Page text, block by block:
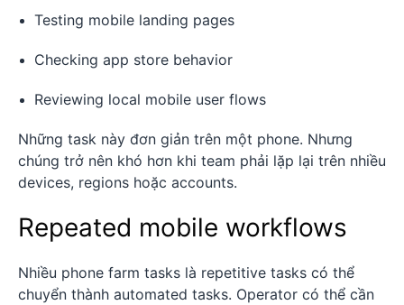
Testing mobile landing pages
Checking app store behavior
Reviewing local mobile user flows
Những task này đơn giản trên một phone. Nhưng
chúng trở nên khó hơn khi team phải lặp lại trên nhiều
devices, regions hoặc accounts.
Repeated mobile workflows
Nhiều phone farm tasks là repetitive tasks có thể
chuyển thành automated tasks. Operator có thể cần